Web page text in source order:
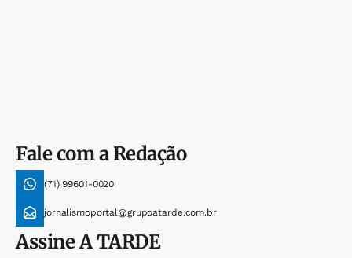
Fale com a Redação
(71) 99601-0020
jornalismoportal@grupoatarde.com.br
AssineA TARDE